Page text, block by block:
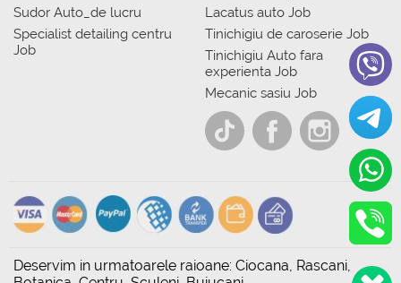
Sudor Auto_de lucru
Specialist detailing centru
Job
Lacatus auto Job
Tinichigiu de caroserie Job
Tinichigiu Auto fara
experienta Job
Mecanic sasiu Job
Deservim in urmatoarele raioane: Ciocana, Rascani,